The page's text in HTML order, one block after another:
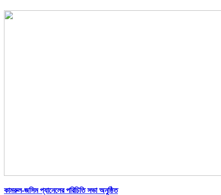
কামরুল-জসিম প্যানেলের পরিচিতি সভা অনুষ্ঠিত